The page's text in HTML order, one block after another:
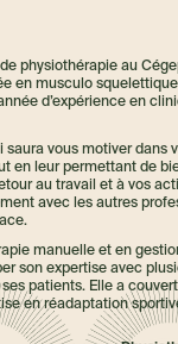
physiothérapie au
en musculo
d’expérience en
vous motiver dans
en leur permettant de
au travail et à vos
avec les autres
manuelle et en
son expertise avec
patients. Elle a
en réadaptation